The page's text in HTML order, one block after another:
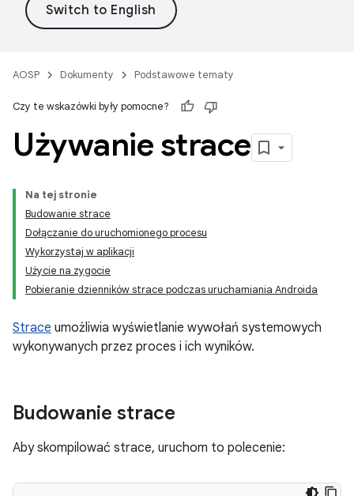
AOSP Dokumenty Podstawowe tematy
Czy te wskazówki były pomocne?
Używanie strace
Na tej stronie
Budowanie strace
Dołączanie do uruchomionego procesu
Wykorzystaj w aplikacji
Użycie na zygocie
Pobieranie dzienników strace podczas uruchamiania Androida
Strace umożliwia wyświetlanie wywołań systemowych
wykonywanych przez proces i ich wyników.
Budowanie strace
Aby skompilować strace, uruchom to polecenie: